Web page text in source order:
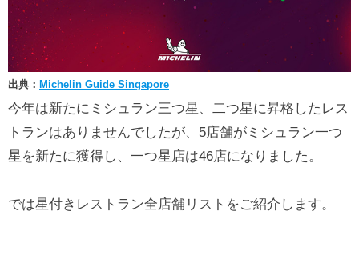
出典： Michelin Guide Singapore
今年は新たにミシュラン三つ星、二つ星に昇格したレス
トランはありませんでしたが、5店舗がミシュラン一つ
星を新たに獲得し、一つ星店は46店になりました。
では星付きレストラン全店舗リストをご紹介します。